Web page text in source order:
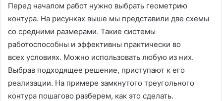
Перед началом работ нужно выбрать геометрию
контура. На рисунках выше мы представили две схемы
со средними размерами. Такие системы
работоспособны и эффективны практически во
всех условиях. Можно использовать любую из них.
Выбрав подходящее решение, приступают к его
реализации. На примере замкнутого треугольного
контура пошагово разберем, как это сделать.